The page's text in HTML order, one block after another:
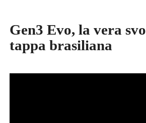
Gen3 Evo, la vera
tappa brasiliana